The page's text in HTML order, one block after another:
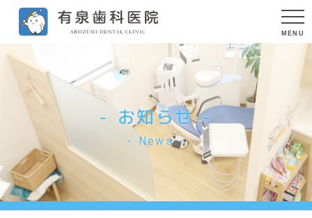
お知らせ
News